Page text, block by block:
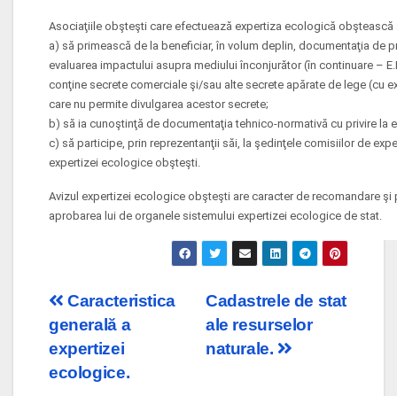
Asociaţiile obşteşti care efectuează expertiza ecologică obştească
a) să primească de la beneficiar, în volum deplin, documentaţia de
evaluarea impactului asupra mediului înconjurător (în continuare –
conţine secrete comerciale şi/sau alte secrete apărate de lege (cu
care nu permite divulgarea acestor secrete;
b) să ia cunoştinţă de documentaţia tehnico-normativă cu privire la
c) să participe, prin reprezentanţii săi, la şedinţele comisiilor de
expertizei ecologice obşteşti.
Avizul expertizei ecologice obşteşti are caracter de recomandare şi
aprobarea lui de organele sistemului expertizei ecologice de stat.
Post
navigation
Cadastrele de stat
ale resurselor
naturale.
Caracteristica
generală a
expertizei
ecologice.